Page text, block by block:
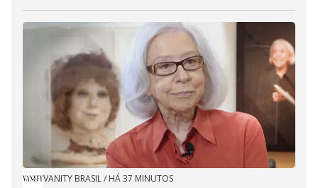
VANITY BRASIL/ HÁ 37 MINUTOS